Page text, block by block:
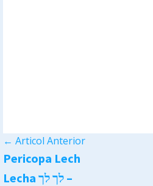
← Articol Anterior
Pericopa Lech
Lecha לך לך –